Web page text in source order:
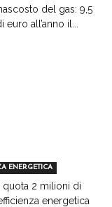
del gas: 9,5
euro all’anno il...
ENERGETICA
quota 2 milioni di
energetica